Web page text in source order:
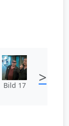
Bild 17 >